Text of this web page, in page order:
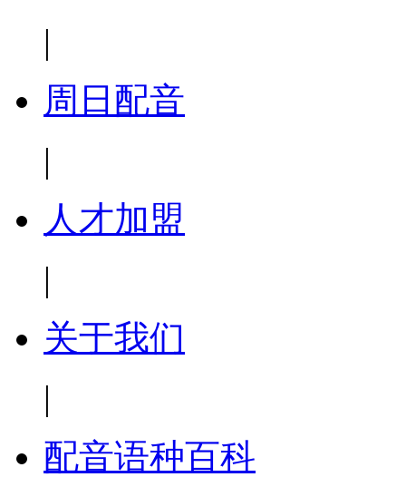
|
周日配音
|
人才加盟
|
关于我们
|
配音语种百科